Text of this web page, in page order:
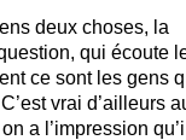
deux choses, la
qui écoute
ce sont les gens
vrai d’ailleurs
a l’impression